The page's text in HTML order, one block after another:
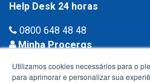
Help Desk 24 horas
0800 648 48 48
Minha Procergs
Utilizamos cookies necessários para o
para aprimorar e personalizar sua